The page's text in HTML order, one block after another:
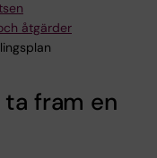
åtgärder
fram en